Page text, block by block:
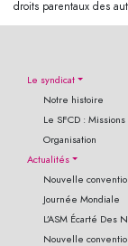
droits parentaux des
Le syndicat
Notre histoire
Le SFCD :
Organisation
Actualités
Nouvelle
Journée Mondiale
L’ASM Écarté Des
Nouvelle